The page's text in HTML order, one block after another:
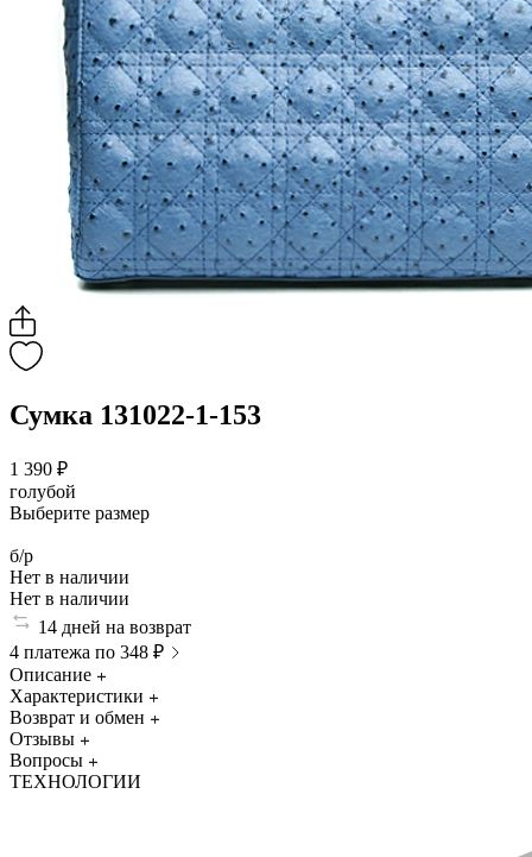
Сумка 131022-1-153
1 390 ₽
голубой
Выберите размер
б/р
Нет в наличии
Нет в наличии
14 дней на возврат
4 платежа по 348 ₽
Описание
Характеристики
Возврат и обмен
Отзывы
Вопросы
ТЕХНОЛОГИИ